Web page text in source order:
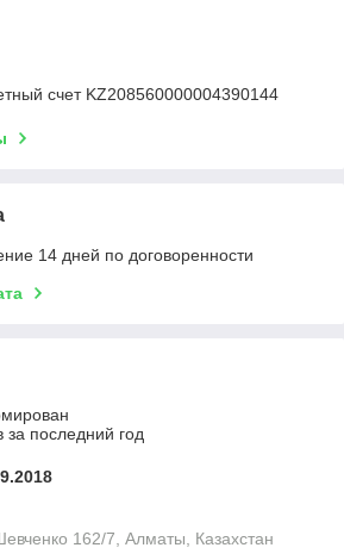
счет KZ208560000004390144
14 дней по договоренности
последний год
162/7, Алматы, Казахстан